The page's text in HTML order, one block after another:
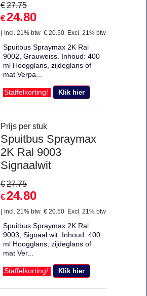
€27.75
€24.80
Incl. 21% btw € 20.50 Excl. 21% btw
Spuitbus Spraymax 2K Ral
9002, Grauweiss. Inhoud: 400
ml Hoogglans, zijdeglans of
mat Verpa...
Staffelkorting! Klik hier
Prijs per stuk
Spuitbus Spraymax
2K Ral 9003
Signaalwit
€27.75
€24.80
Incl. 21% btw € 20.50 Excl. 21% btw
Spuitbus Spraymax 2K Ral
9003, Signaal wit. Inhoud: 400
ml Hoogglans, zijdeglans of
mat Ver...
Staffelkorting! Klik hier